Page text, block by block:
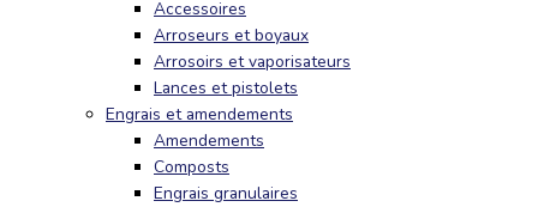
Accessoires
Arroseurs et boyaux
Arrosoirs et vaporisateurs
Lances et pistolets
Engrais et amendements
Amendements
Composts
Engrais granulaires